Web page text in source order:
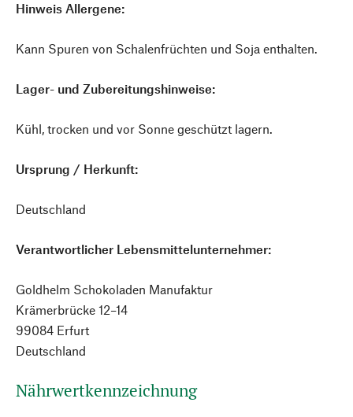
Hinweis Allergene:
Kann Spuren von Schalenfrüchten und Soja enthalten.
Lager- und Zubereitungshinweise:
Kühl, trocken und vor Sonne geschützt lagern.
Ursprung / Herkunft:
Deutschland
Verantwortlicher Lebensmittelunternehmer:
Goldhelm Schokoladen Manufaktur
Krämerbrücke 12–14
99084 Erfurt
Deutschland
Nährwertkennzeichnung